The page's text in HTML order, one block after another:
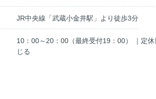
JR中央線「武蔵小金井駅」より徒歩3分
10：00～20：00（最終受付19：00） ｜定
じる